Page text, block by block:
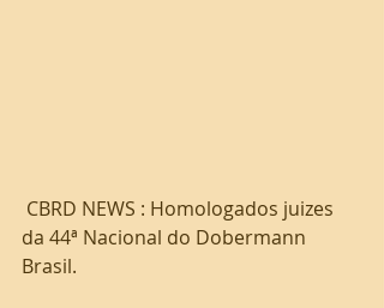
da 44ª Nacional do Dobermann
Brasil.